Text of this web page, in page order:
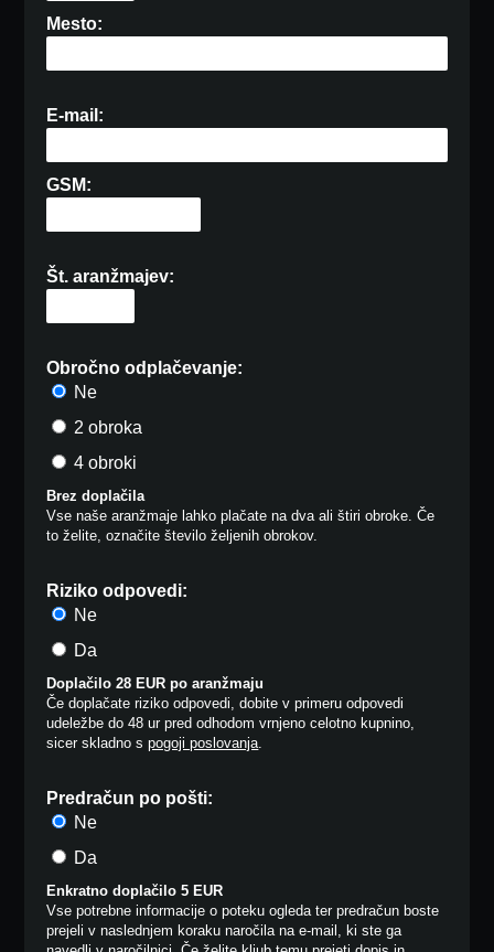
Mesto:
E-mail:
GSM:
Št. aranžmajev:
Obročno odplačevanje:
Ne
2 obroka
4 obroki
Brez doplačila
Vse naše aranžmaje lahko plačate na dva ali štiri obroke. Če
to želite, označite število željenih obrokov.
Riziko odpovedi:
Ne
Da
Doplačilo 28 EUR po aranžmaju
Če doplačate riziko odpovedi, dobite v primeru odpovedi
udeležbe do 48 ur pred odhodom vrnjeno celotno kupnino,
sicer skladno spogoji poslovanja.
Predračun po pošti:
Ne
Da
Enkratno doplačilo 5 EUR
Vse potrebne informacije o poteku ogleda ter predračun boste
prejeli v naslednjem koraku naročila na e-mail, ki ste ga